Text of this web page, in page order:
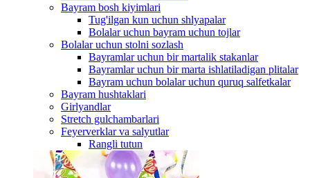
Bayram bosh kiyimlari
Tug'ilgan kun uchun shlyapalar
Bolalar uchun bayram uchun tojlar
Bolalar uchun stolni sozlash
Bayramlar uchun bir martalik stakanlar
Bayramlar uchun bir marta ishlatiladigan plitalar
Bayram uchun bolalar uchun quruq salfetkalar
Bayram hushtaklari
Girlyandlar
Stretch gulchambarlari
Feyerverklar va salyutlar
Rangli tutun